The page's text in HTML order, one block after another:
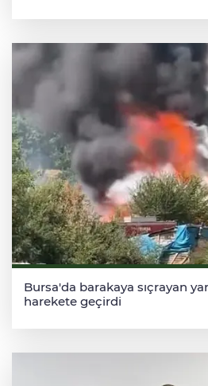
Bursa'da barakaya sıçrayan
harekete geçirdi